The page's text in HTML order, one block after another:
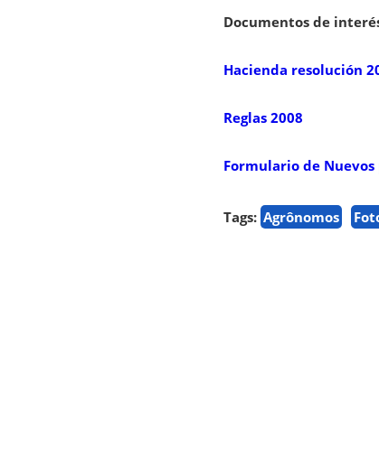
Documentos de
Hacienda resolución
Reglas 2008
Formulario de
Tags: Agrônomos